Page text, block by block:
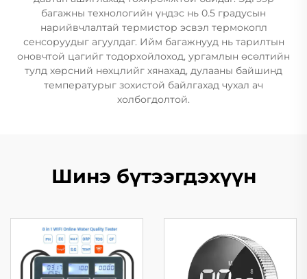
багажны технологийн үндэс нь 0.5 градусын
нарийвчлалтай термистор эсвэл термокопл
сенсоруудыг агуулдаг. Ийм багажнууд нь тарилтын
оновчтой цагийг тодорхойлоход, ургамлын өсөлтийн
тулд хөрсний нөхцлийг хянахад, дулааны байшинд
температурыг зохистой байлгахад чухал ач
холбогдолтой.
Шинэ бүтээгдэхүүн